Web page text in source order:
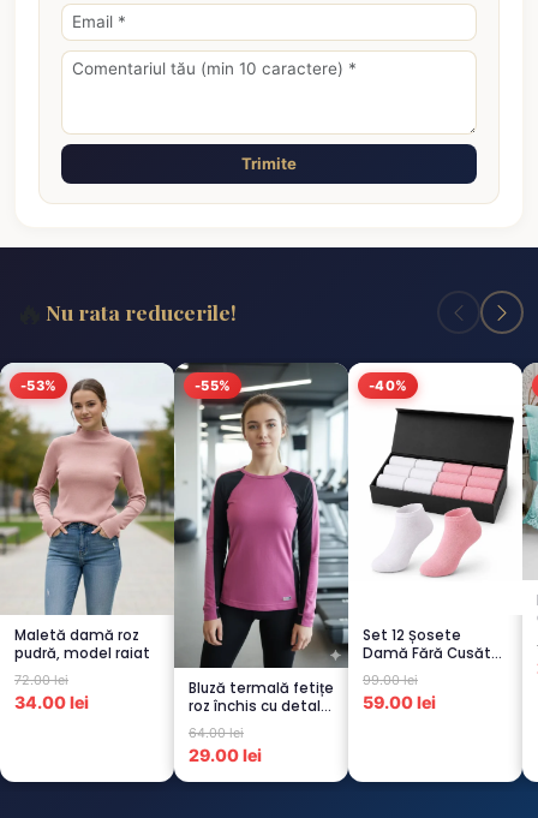
Trimite
Nu rata reducerile!
-53%
Maletă damă roz
pudră, model raiat
72.00 lei
34.00 lei
-55%
Bluză termală fetițe
roz închis cu detalii
negre, cu pu...
64.00 lei
29.00 lei
-40%
Set 12 Șosete
Damă Fără Cusături
– 6 Albe + 6 Roz –
Scu...
99.00 lei
59.00 lei